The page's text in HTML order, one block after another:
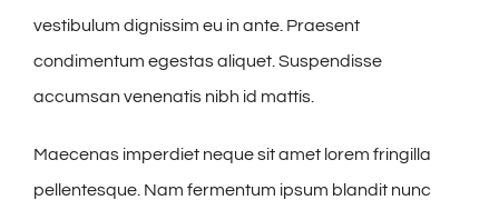
vestibulum dignissim eu in ante. Praesent
condimentum egestas aliquet. Suspendisse
accumsan venenatis nibh id mattis.
Maecenas imperdiet neque sit amet lorem fringilla
pellentesque. Nam fermentum ipsum blandit nunc